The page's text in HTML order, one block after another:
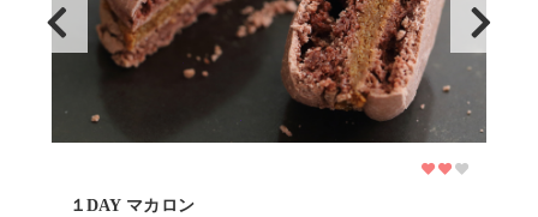
１DAY マカロン